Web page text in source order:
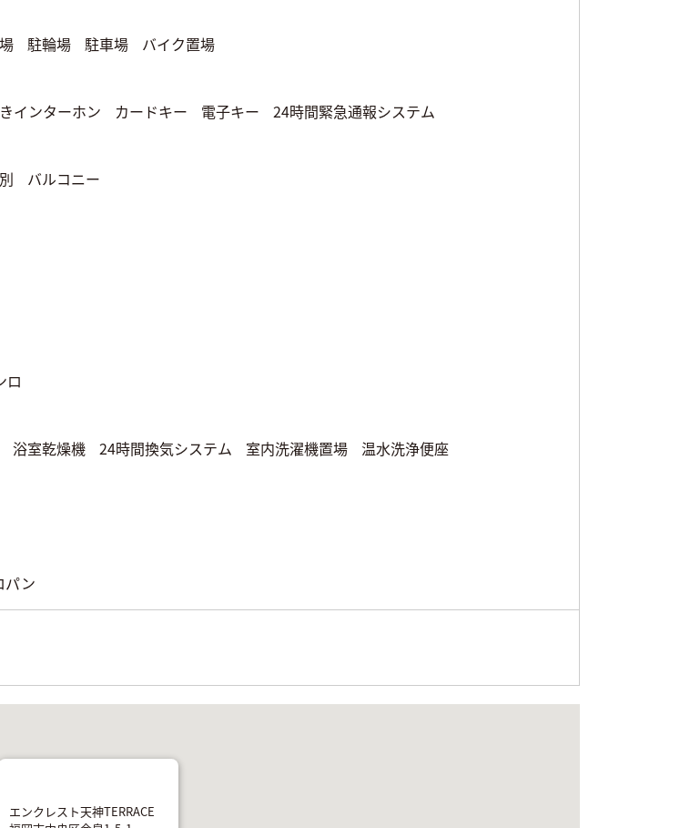
駐輪場 駐車場
バイク置場
インターホン カードキー 電子キー
24時間緊急通報システム
バルコニー
ロ
浴室乾燥機 24時間換気システム 室内洗濯機置場
温水洗浄便座
パン
エンクレスト天神TERRACE